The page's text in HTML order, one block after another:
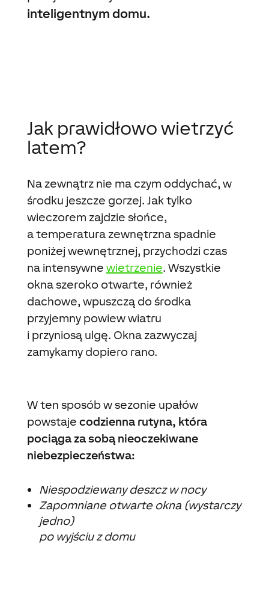
inteligentnym domu.
Jak prawidłowo wietrzyć
latem?
Na zewnątrz nie ma czym oddychać, w
środku jeszcze gorzej. Jak tylko
wieczorem zajdzie słońce,
a temperatura zewnętrzna spadnie
poniżej wewnętrznej, przychodzi czas
na intensywne wietrzenie. Wszystkie
okna szeroko otwarte, również
dachowe, wpuszczą do środka
przyjemny powiew wiatru
i przyniosą ulgę. Okna zazwyczaj
zamykamy dopiero rano.
W ten sposób w sezonie upałów
powstaje codzienna rutyna, która
pociąga za sobą nieoczekiwane
niebezpieczeństwa:
Niespodziewany deszcz w nocy
Zapomniane otwarte okna (wystarczy
jedno)
po wyjściu z domu